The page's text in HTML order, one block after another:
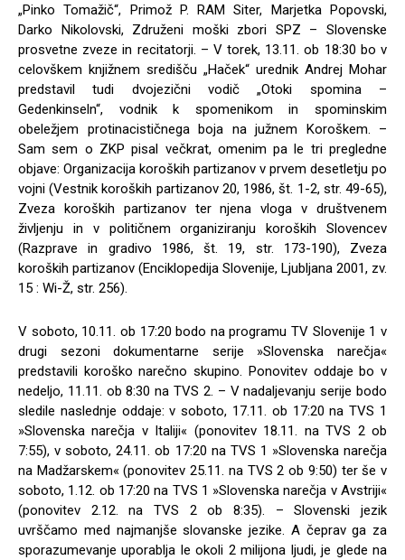
„Pinko Tomažič“, Primož P. RAM Siter, Marjetka Popovski,
Darko Nikolovski, Združeni moški zbori SPZ – Slovenske
prosvetne zveze in recitatorji. – V torek, 13.11. ob 18:30 bo v
celovškem knjižnem središču „Haček“ urednik Andrej Mohar
predstavil tudi dvojezični vodič „Otoki spomina –
Gedenkinseln“, vodnik k spomenikom in spominskim
obeležjem protinacističnega boja na južnem Koroškem. –
Sam sem o ZKP pisal večkrat, omenim pa le tri pregledne
objave: Organizacija koroških partizanov v prvem desetletju po
vojni (Vestnik koroških partizanov 20, 1986, št. 1-2, str. 49-65),
Zveza koroških partizanov ter njena vloga v društvenem
življenju in v političnem organiziranju koroških Slovencev
(Razprave in gradivo 1986, št. 19, str. 173-190), Zveza
koroških partizanov (Enciklopedija Slovenije, Ljubljana 2001, zv.
15 : Wi-Ž, str. 256).
V soboto, 10.11. ob 17:20 bodo na programu TV Slovenije 1 v
drugi sezoni dokumentarne serije »Slovenska narečja«
predstavili koroško narečno skupino. Ponovitev oddaje bo v
nedeljo, 11.11. ob 8:30 na TVS 2. – V nadaljevanju serije bodo
sledile naslednje oddaje: v soboto, 17.11. ob 17:20 na TVS 1
»Slovenska narečja v Italiji« (ponovitev 18.11. na TVS 2 ob
7:55), v soboto, 24.11. ob 17:20 na TVS 1 »Slovenska narečja
na Madžarskem« (ponovitev 25.11. na TVS 2 ob 9:50) ter še v
soboto, 1.12. ob 17:20 na TVS 1 »Slovenska narečja v Avstriji«
(ponovitev 2.12. na TVS 2 ob 8:35). – Slovenski jezik
uvrščamo med najmanjše slovanske jezike. A čeprav ga za
sporazumevanje uporablja le okoli 2 milijona ljudi, je glede na